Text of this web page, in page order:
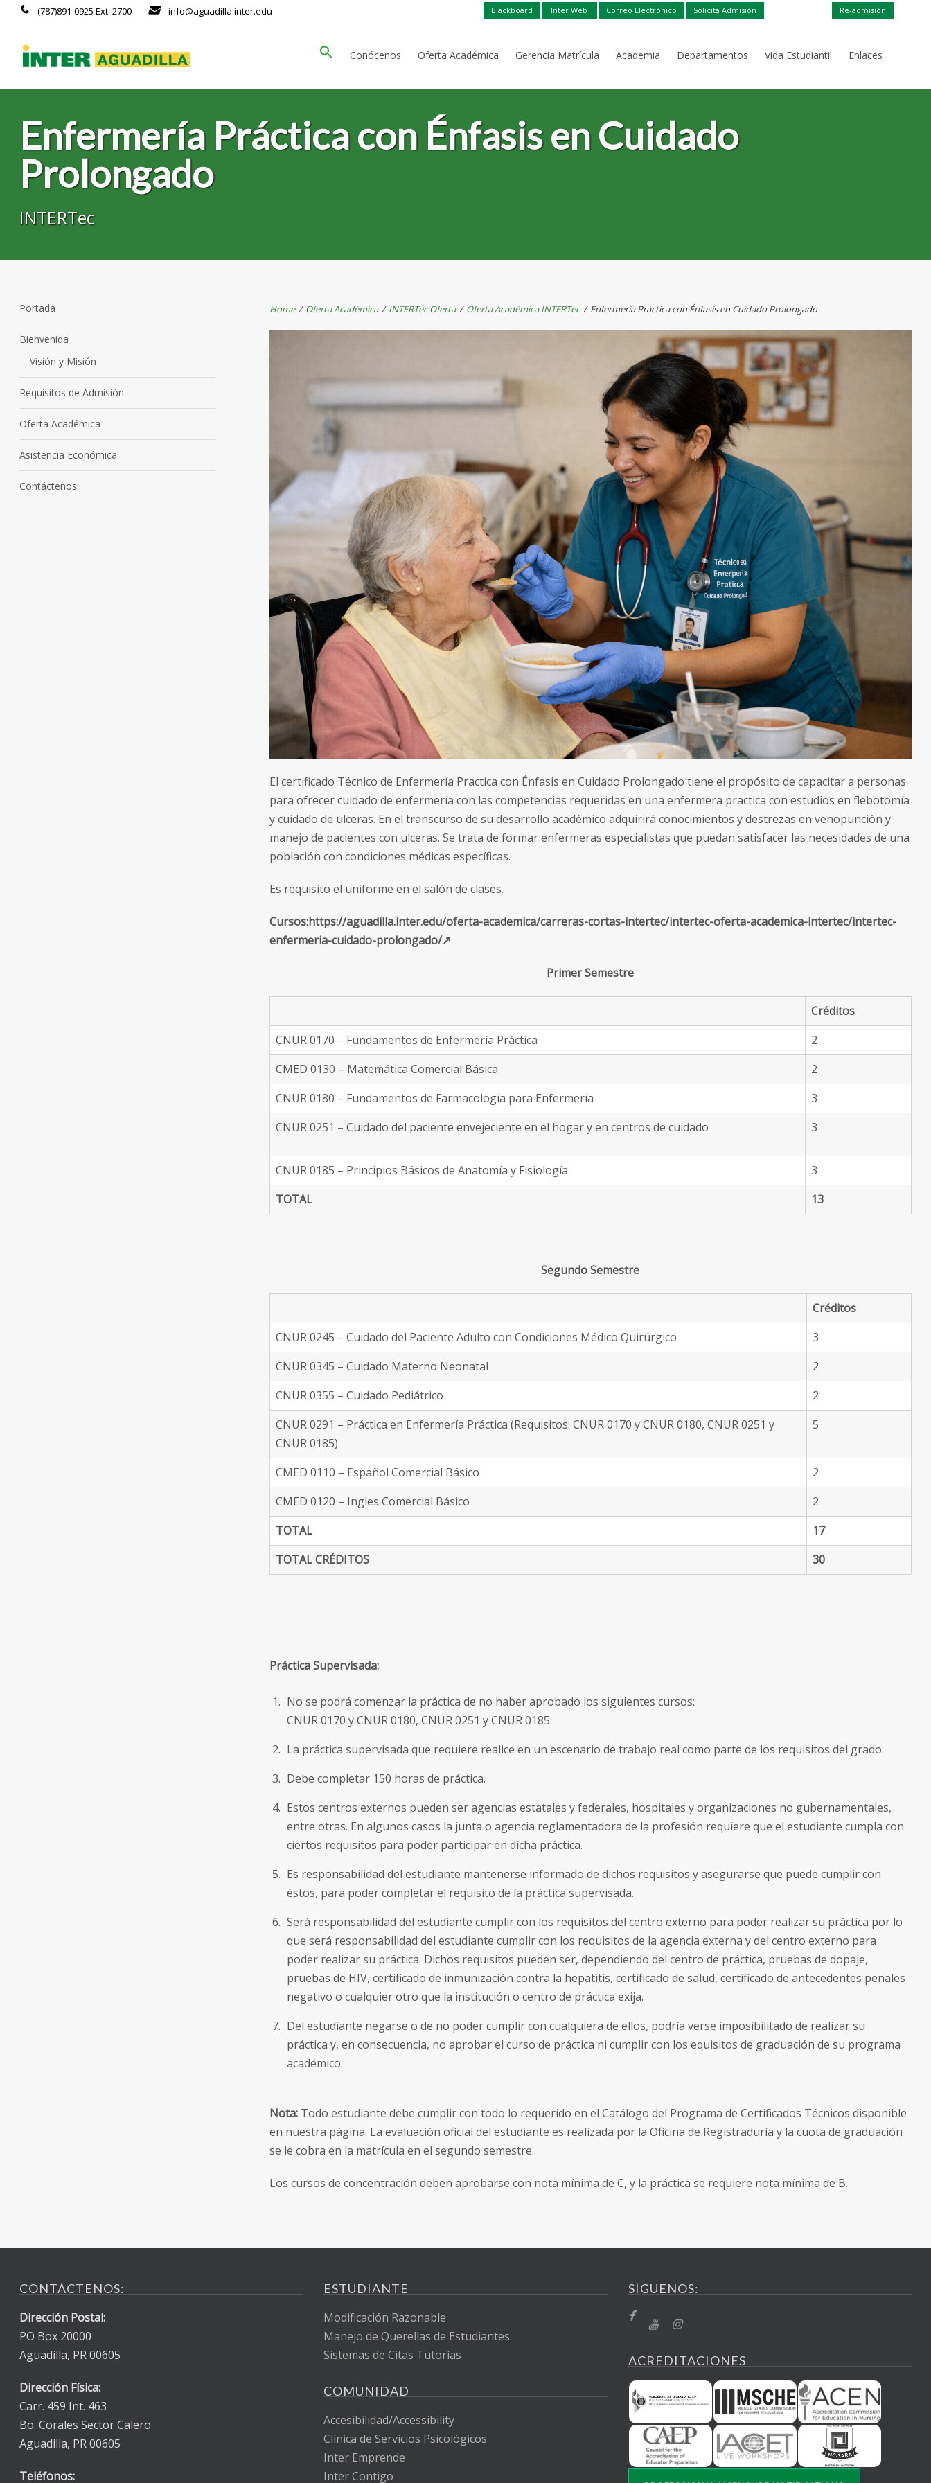
Blackboard Inter Web Correo Electrónico Solicita Admisión Re-admisión
(787)891-0925 Ext. 2700 info@aguadilla.inter.edu
Conócenos Oferta Académica Gerencia Matrícula Academia Departamentos Vida Estudiantil Enlaces
Enfermería Práctica con Énfasis en Cuidado
Prolongado
INTERTec
Home / Oferta Académica / INTERTec Oferta / Oferta Académica INTERTec/ Enfermería Práctica con Énfasis en Cuidado Prolongado
El certificado Técnico de Enfermería Practica con Énfasis en Cuidado Prolongado tiene el propósito de capacitar a personas
para ofrecer cuidado de enfermería con las competencias requeridas en una enfermera practica con estudios en flebotomía
y cuidado de ulceras. En el transcurso de su desarrollo académico adquirirá conocimientos y destrezas en venopunción y
manejo de pacientes con ulceras. Se trata de formar enfermeras especialistas que puedan satisfacer las necesidades de una
población con condiciones médicas específicas.
Es requisito el uniforme en el salón de clases.
Cursos:https://aguadilla.inter.edu/oferta-academica/carreras-cortas-intertec/intertec-oferta-academica-intertec/intertec-
enfermeria-cuidado-prolongado/↗
Primer Semestre
Créditos
CNUR 0170 – Fundamentos de Enfermería Práctica
2
CMED 0130 – Matemática Comercial Básica
2
CNUR 0180 – Fundamentos de Farmacología para Enfermería
3
CNUR 0251 – Cuidado del paciente envejeciente en el hogar y en centros de cuidado
3
CNUR 0185 – Principios Básicos de Anatomía y Fisiología
3
TOTAL
13
Segundo Semestre
Créditos
CNUR 0245 – Cuidado del Paciente Adulto con Condiciones Médico Quirúrgico
3
CNUR 0345 – Cuidado Materno Neonatal
2
CNUR 0355 – Cuidado Pediátrico
2
CNUR 0291 – Práctica en Enfermería Práctica (Requisitos: CNUR 0170 y CNUR 0180, CNUR 0251 y
CNUR 0185)
5
CMED 0110 – Español Comercial Básico
2
CMED 0120 – Ingles Comercial Básico
2
TOTAL
17
TOTAL CRÉDITOS
30
Práctica Supervisada:
No se podrá comenzar la práctica de no haber aprobado los siguientes cursos:
CNUR 0170 y CNUR 0180, CNUR 0251 y CNUR 0185.
La práctica supervisada que requiere realice en un escenario de trabajo real como parte de los requisitos del grado.
Debe completar 150 horas de práctica.
Estos centros externos pueden ser agencias estatales y federales, hospitales y organizaciones no gubernamentales,
entre otras. En algunos casos la junta o agencia reglamentadora de la profesión requiere que el estudiante cumpla con
ciertos requisitos para poder participar en dicha práctica.
Es responsabilidad del estudiante mantenerse informado de dichos requisitos y asegurarse que puede cumplir con
éstos, para poder completar el requisito de la práctica supervisada.
Será responsabilidad del estudiante cumplir con los requisitos del centro externo para poder realizar su práctica por lo
que será responsabilidad del estudiante cumplir con los requisitos de la agencia externa y del centro externo para
poder realizar su práctica. Dichos requisitos pueden ser, dependiendo del centro de práctica, pruebas de dopaje,
pruebas de HIV, certificado de inmunización contra la hepatitis, certificado de salud, certificado de antecedentes penales
negativo o cualquier otro que la institución o centro de práctica exija.
Del estudiante negarse o de no poder cumplir con cualquiera de ellos, podría verse imposibilitado de realizar su
práctica y, en consecuencia, no aprobar el curso de práctica ni cumplir con los equisitos de graduación de su programa
académico.
Nota:Todo estudiante debe cumplir con todo lo requerido en el Catálogo del Programa de Certificados Técnicos disponible
en nuestra página. La evaluación oficial del estudiante es realizada por la Oficina de Registraduría y la cuota de graduación
se le cobra en la matrícula en el segundo semestre.
Los cursos de concentración deben aprobarse con nota mínima de C, y la práctica se requiere nota mínima de B.
Portada
Bienvenida
Visión y Misión
Requisitos de Admisión
Oferta Académica
Asistencia Económica
Contáctenos
CONTÁCTENOS:
Dirección Postal:
PO Box 20000
Aguadilla, PR 00605
Dirección Física:
Carr. 459 Int. 463
Bo. Corales Sector Calero
Aguadilla, PR 00605
Teléfonos:
ESTUDIANTE
Modificación Razonable
Manejo de Querellas de Estudiantes
Sistemas de Citas Tutorías
COMUNIDAD
Accesibilidad/Accessibility
Clínica de Servicios Psicológicos
Inter Emprende
Inter Contigo
SÍGUENOS:
ACREDITACIONES